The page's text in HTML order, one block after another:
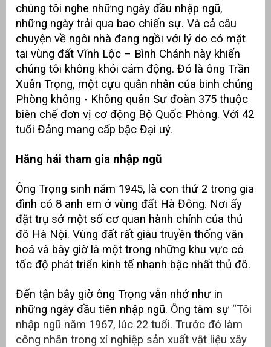
chúng tôi nghe những ngày đầu nhập ngũ,
những ngày trải qua bao chiến sự. Và cả câu
chuyện về ngôi nhà đang ngồi với lý do có mặt
tại vùng đất Vĩnh Lộc – Bình Chánh này khiến
chúng tôi không khỏi cảm động. Đó là ông Trần
Xuân Trọng, một cựu quân nhân của binh chủng
Phòng không - Không quân Sư đoàn 375 thuộc
biên chế đơn vị cơ động Bộ Quốc Phòng. Với 42
tuổi Đảng mang cấp bậc Đại uý.
Hăng hái tham gia nhập ngũ
Ông Trọng sinh năm 1945, là con thứ 2 trong gia
đình có 8 anh em ở vùng đất Hà Đông. Nơi ấy
đặt trụ sở một số cơ quan hành chính của thủ
đô Hà Nội. Vùng đất rất giàu truyền thống văn
hoá và bây giờ là một trong những khu vực có
tốc độ phát triển kinh tế nhanh bậc nhất thủ đô.
Đến tận bây giờ ông Trọng vẫn nhớ như in
những ngày đầu tiên nhập ngũ. Ông tâm sự “Tôi
nhập ngũ năm 1967, lúc 22 tuổi. Trước đó làm
công nhân trong xí nghiệp sản xuất vật liệu xây